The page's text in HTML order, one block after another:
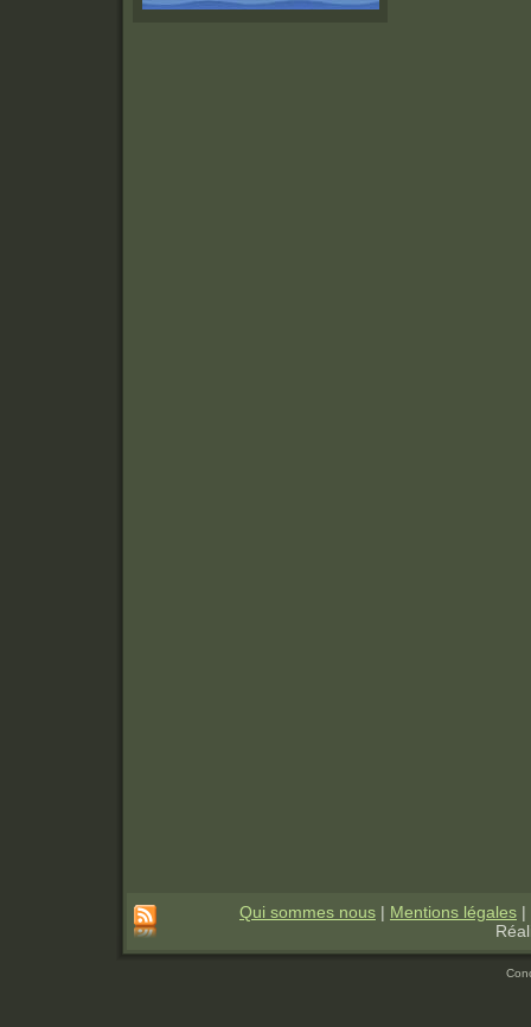
Qui sommes nous | Mentions légales |